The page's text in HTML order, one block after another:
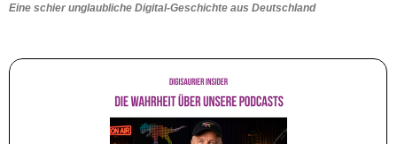
Eine schier unglaubliche Digital-Geschichte aus Deutschland